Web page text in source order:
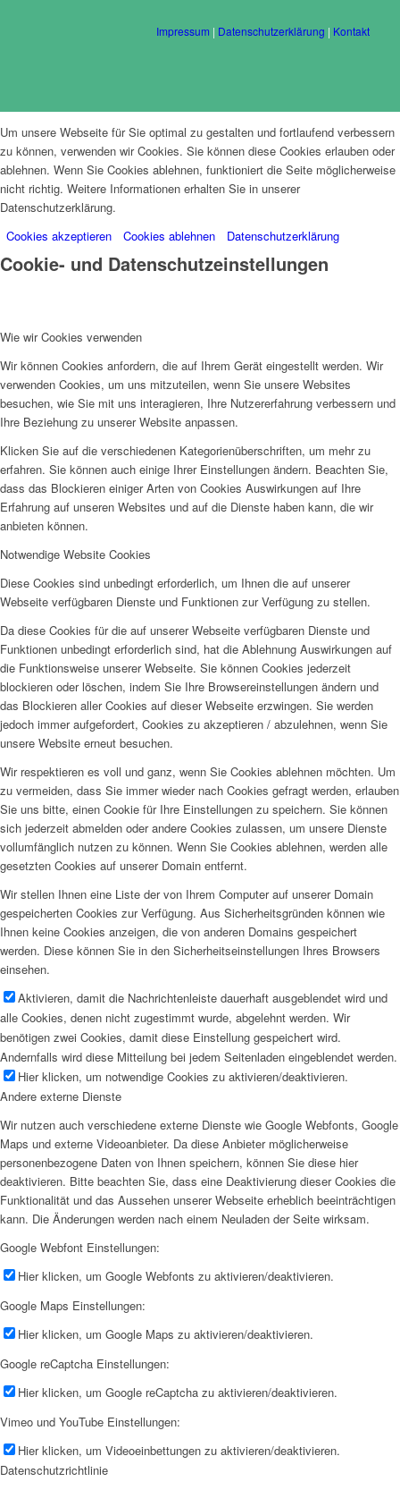
Impressum | Datenschutzerklärung | Kontakt
Um unsere Webseite für Sie optimal zu gestalten und fortlaufend verbessern
zu können, verwenden wir Cookies. Sie können diese Cookies erlauben oder
ablehnen. Wenn Sie Cookies ablehnen, funktioniert die Seite möglicherweise
nicht richtig. Weitere Informationen erhalten Sie in unserer
Datenschutzerklärung.
Cookies akzeptieren
Cookies ablehnen Datenschutzerklärung
Cookie- und Datenschutzeinstellungen
Wie wir Cookies verwenden
Wir können Cookies anfordern, die auf Ihrem Gerät eingestellt werden. Wir
verwenden Cookies, um uns mitzuteilen, wenn Sie unsere Websites
besuchen, wie Sie mit uns interagieren, Ihre Nutzererfahrung verbessern und
Ihre Beziehung zu unserer Website anpassen.
Klicken Sie auf die verschiedenen Kategorienüberschriften, um mehr zu
erfahren. Sie können auch einige Ihrer Einstellungen ändern. Beachten Sie,
dass das Blockieren einiger Arten von Cookies Auswirkungen auf Ihre
Erfahrung auf unseren Websites und auf die Dienste haben kann, die wir
anbieten können.
Notwendige Website Cookies
Diese Cookies sind unbedingt erforderlich, um Ihnen die auf unserer
Webseite verfügbaren Dienste und Funktionen zur Verfügung zu stellen.
Da diese Cookies für die auf unserer Webseite verfügbaren Dienste und
Funktionen unbedingt erforderlich sind, hat die Ablehnung Auswirkungen auf
die Funktionsweise unserer Webseite. Sie können Cookies jederzeit
blockieren oder löschen, indem Sie Ihre Browsereinstellungen ändern und
das Blockieren aller Cookies auf dieser Webseite erzwingen. Sie werden
jedoch immer aufgefordert, Cookies zu akzeptieren / abzulehnen, wenn Sie
unsere Website erneut besuchen.
Wir respektieren es voll und ganz, wenn Sie Cookies ablehnen möchten. Um
zu vermeiden, dass Sie immer wieder nach Cookies gefragt werden, erlauben
Sie uns bitte, einen Cookie für Ihre Einstellungen zu speichern. Sie können
sich jederzeit abmelden oder andere Cookies zulassen, um unsere Dienste
vollumfänglich nutzen zu können. Wenn Sie Cookies ablehnen, werden alle
gesetzten Cookies auf unserer Domain entfernt.
Wir stellen Ihnen eine Liste der von Ihrem Computer auf unserer Domain
gespeicherten Cookies zur Verfügung. Aus Sicherheitsgründen können wie
Ihnen keine Cookies anzeigen, die von anderen Domains gespeichert
werden. Diese können Sie in den Sicherheitseinstellungen Ihres Browsers
einsehen.
Aktivieren, damit die Nachrichtenleiste dauerhaft ausgeblendet wird und
alle Cookies, denen nicht zugestimmt wurde, abgelehnt werden. Wir
benötigen zwei Cookies, damit diese Einstellung gespeichert wird.
Andernfalls wird diese Mitteilung bei jedem Seitenladen eingeblendet werden.
Hier klicken, um notwendige Cookies zu aktivieren/deaktivieren.
Andere externe Dienste
Wir nutzen auch verschiedene externe Dienste wie Google Webfonts, Google
Maps und externe Videoanbieter. Da diese Anbieter möglicherweise
personenbezogene Daten von Ihnen speichern, können Sie diese hier
deaktivieren. Bitte beachten Sie, dass eine Deaktivierung dieser Cookies die
Funktionalität und das Aussehen unserer Webseite erheblich beeinträchtigen
kann. Die Änderungen werden nach einem Neuladen der Seite wirksam.
Google Webfont Einstellungen:
Hier klicken, um Google Webfonts zu aktivieren/deaktivieren.
Google Maps Einstellungen:
Hier klicken, um Google Maps zu aktivieren/deaktivieren.
Google reCaptcha Einstellungen:
Hier klicken, um Google reCaptcha zu aktivieren/deaktivieren.
Vimeo und YouTube Einstellungen:
Hier klicken, um Videoeinbettungen zu aktivieren/deaktivieren.
Datenschutzrichtlinie